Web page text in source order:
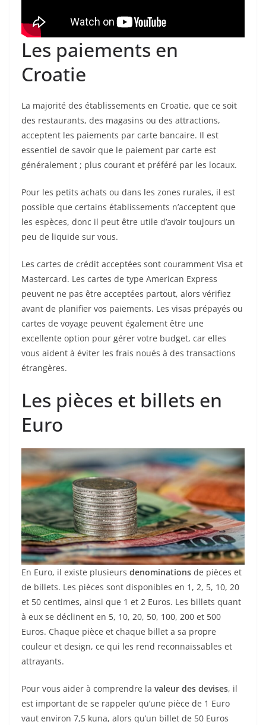
Les paiements en
Croatie
La majorité des établissements en Croatie, que ce soit
des restaurants, des magasins ou des attractions,
acceptent les paiements par carte bancaire. Il est
essentiel de savoir que le paiement par carte est
généralement ; plus courant et préféré par les locaux.
Pour les petits achats ou dans les zones rurales, il est
possible que certains établissements n’acceptent que
les espèces, donc il peut être utile d’avoir toujours un
peu de liquide sur vous.
Les cartes de crédit acceptées sont couramment Visa et
Mastercard. Les cartes de type American Express
peuvent ne pas être acceptées partout, alors vérifiez
avant de planifier vos paiements. Les visas prépayés ou
cartes de voyage peuvent également être une
excellente option pour gérer votre budget, car elles
vous aident à éviter les frais noués à des transactions
étrangères.
Les pièces et billets en
Euro
En Euro, il existe plusieurs denominations de pièces et
de billets. Les pièces sont disponibles en 1, 2, 5, 10, 20
et 50 centimes, ainsi que 1 et 2 Euros. Les billets quant
à eux se déclinent en 5, 10, 20, 50, 100, 200 et 500
Euros. Chaque pièce et chaque billet a sa propre
couleur et design, ce qui les rend reconnaissables et
attrayants.
Pour vous aider à comprendre la valeur des devises, il
est important de se rappeler qu’une pièce de 1 Euro
vaut environ 7,5 kuna, alors qu’un billet de 50 Euros